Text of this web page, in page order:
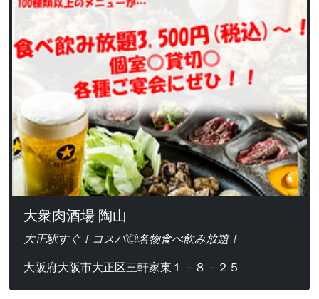
大衆肉酒場 陶山
大正駅すぐ！コスパ◎名物食べ飲み放題！
大阪府大阪市大正区三軒家東１－８－２５